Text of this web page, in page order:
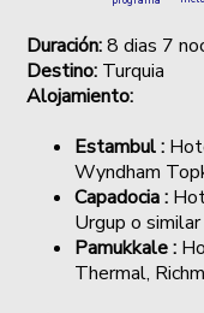
Duración:8 dias 7
Destino: Turquia
Alojamiento:
Estambul :
Wyndham
Capadocia :
Urgup o similar
Pamukkale :
Thermal,